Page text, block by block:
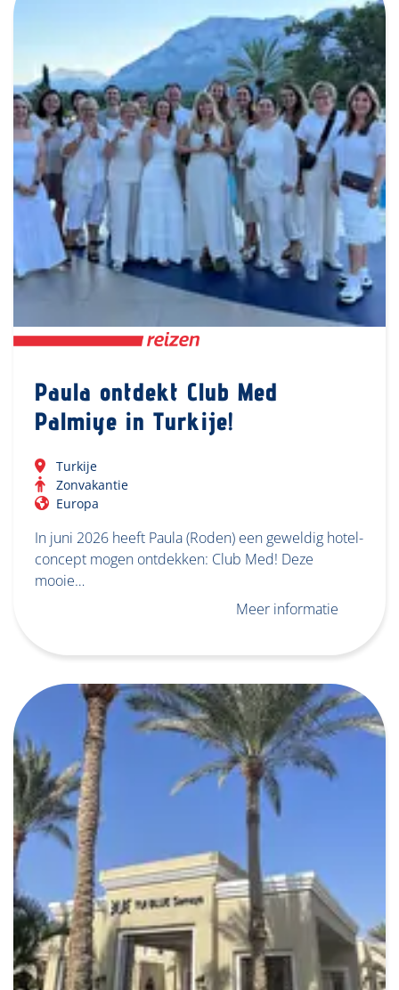
Paula ontdekt Club Med
Palmiye in Turkije!
Turkije
Zonvakantie
Europa
In juni 2026 heeft Paula (Roden) een geweldig hotel-
concept mogen ontdekken: Club Med! Deze
mooie…
Meer informatie